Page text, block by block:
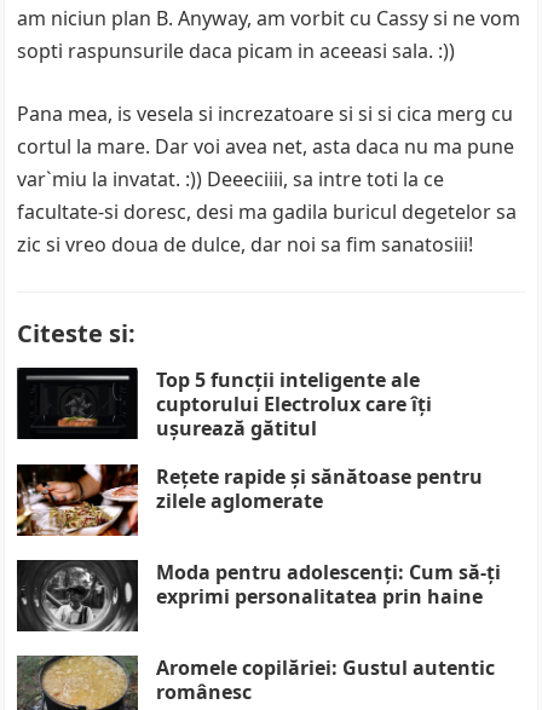
am niciun plan B. Anyway, am vorbit cu Cassy si ne vom
sopti raspunsurile daca picam in aceeasi sala. :))
Pana mea, is vesela si increzatoare si si si cica merg cu
cortul la mare. Dar voi avea net, asta daca nu ma pune
var`miu la invatat. :)) Deeeciiii, sa intre toti la ce
facultate-si doresc, desi ma gadila buricul degetelor sa
zic si vreo doua de dulce, dar noi sa fim sanatosiii!
Citeste si:
Top 5 funcții inteligente ale
cuptorului Electrolux care îți
ușurează gătitul
Rețete rapide și sănătoase pentru
zilele aglomerate
Moda pentru adolescenți: Cum să-ți
exprimi personalitatea prin haine
Aromele copilăriei: Gustul autentic
românesc